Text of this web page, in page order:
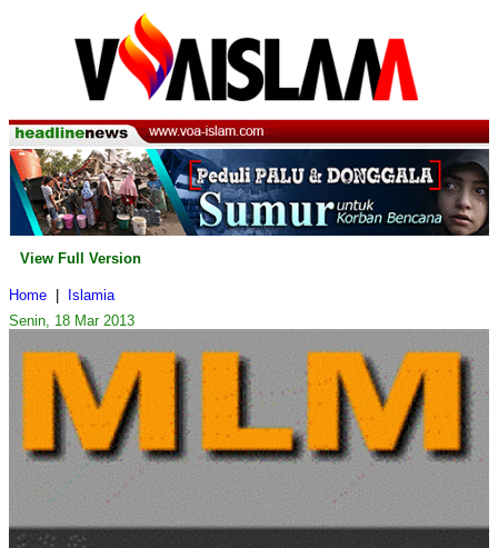
View Full Version
Home
Islamia
Senin, 18 Mar 2013